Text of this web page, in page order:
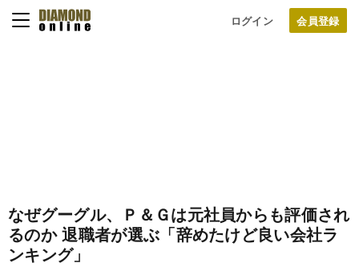
ログイン
なぜグーグル、Ｐ＆Ｇは元社員からも評価され
るのか退職者が選ぶ「辞めたけど良い会社ラ
ンキング」